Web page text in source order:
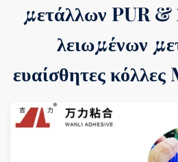
μετάλλων PUR &
λειωμένων
ευαίσθητες